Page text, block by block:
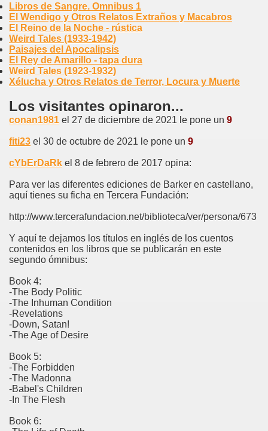
Libros de Sangre. Omnibus 1
El Wendigo y Otros Relatos Extraños y Macabros
El Reino de la Noche - rústica
Weird Tales (1933-1942)
Paisajes del Apocalipsis
El Rey de Amarillo - tapa dura
Weird Tales (1923-1932)
Xélucha y Otros Relatos de Terror, Locura y Muerte
Los visitantes opinaron...
conan1981 el 27 de diciembre de 2021 le pone un 9
fiti23 el 30 de octubre de 2021 le pone un 9
cYbErDaRk el 8 de febrero de 2017 opina:
Para ver las diferentes ediciones de Barker en castellano,
aquí tienes su ficha en Tercera Fundación:
http://www.tercerafundacion.net/biblioteca/ver/persona/673
Y aquí te dejamos los títulos en inglés de los cuentos
contenidos en los libros que se publicarán en este
segundo ómnibus:
Book 4:
-The Body Politic
-The Inhuman Condition
-Revelations
-Down, Satan!
-The Age of Desire
Book 5:
-The Forbidden
-The Madonna
-Babel's Children
-In The Flesh
Book 6: